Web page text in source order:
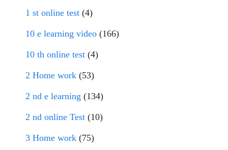
1 st online test (4)
10 e learning video (166)
10 th online test (4)
2 Home work (53)
2 nd e learning (134)
2 nd online Test (10)
3 Home work (75)